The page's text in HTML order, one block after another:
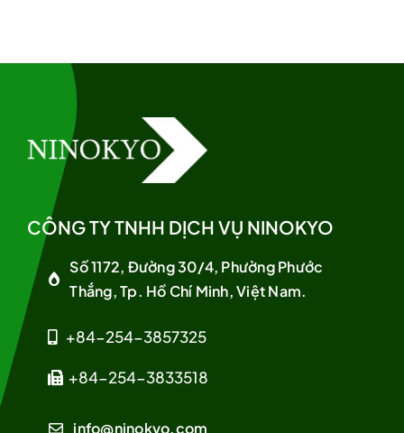
CÔNG TY TNHH DỊCH VỤ NINOKYO
Số 1172, Đường 30/4, Phường Phước
Thắng, Tp. Hồ Chí Minh, Việt Nam.
+84-254-3857325
+84-254-3833518
info@ninokyo.com